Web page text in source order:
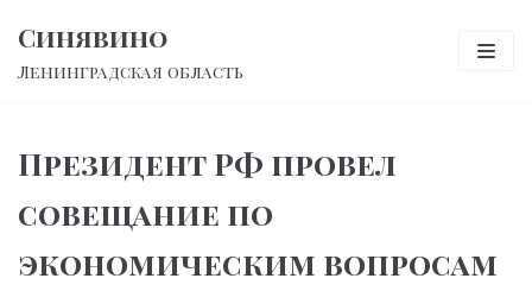
Перейти
к
Синявино
Ленинградская область
Президент РФ провел
совещание по
экономическим вопросам